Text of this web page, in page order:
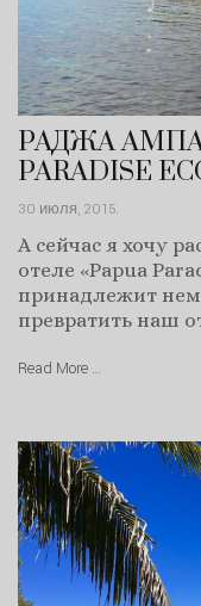
РАДЖА
PARADISE
30 июля, 2015.
А сейчас я хочу
отеле «Papua
принадлежит
превратить наш
Read More …